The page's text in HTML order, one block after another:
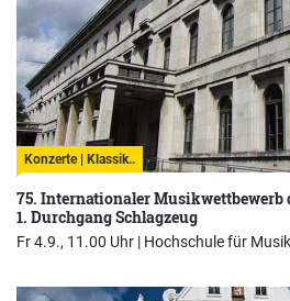
Konzerte | Klassik..
75. Internationaler Musikwettbewerb
1. Durchgang Schlagzeug
Fr 4.9., 11.00 Uhr | Hochschule für